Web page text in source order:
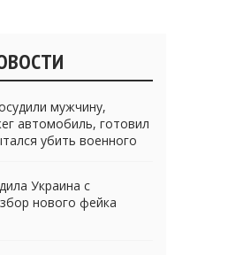
мужчину,
автомобиль, готовил
убить военного
Украина с
нового фейка